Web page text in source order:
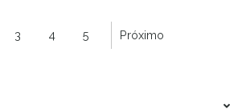
3 4 5 Próximo